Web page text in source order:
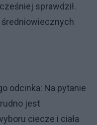
sprawdził.
średniowiecznych
odcinka: Na pytanie
jest
ciecze i ciała